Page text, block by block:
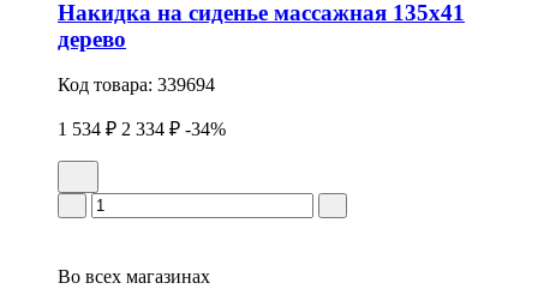
Накидка на сиденье массажная 135x41
дерево
Код товара: 339694
1 534 ₽ 2 334 ₽ -34%
Во всех магазинах